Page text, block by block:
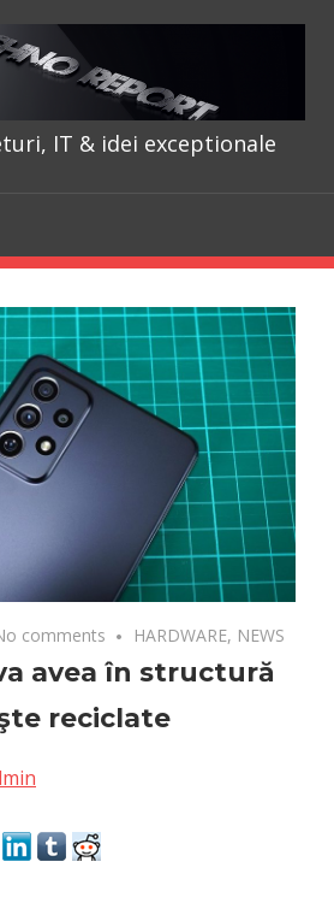
IT & idei exceptionale
comments HARDWARE, NEWS
avea în structură
reciclate